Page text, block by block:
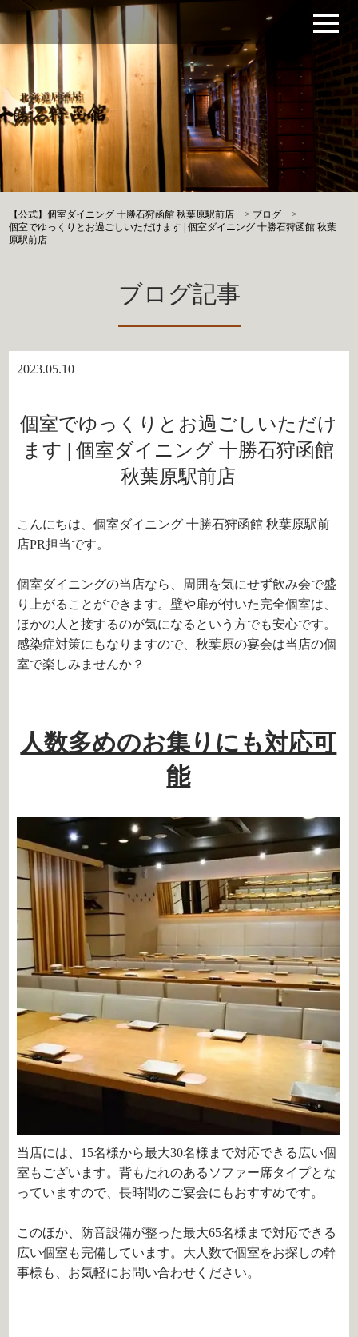
【公式】個室ダイニング 十勝石狩函館 秋葉原駅前店 > ブログ
>
個室でゆっくりとお過ごしいただけます | 個室ダイニング 十勝石狩函館 秋葉
原駅前店
ブログ記事
2023.05.10
個室でゆっくりとお過ごしいただけ
ます | 個室ダイニング 十勝石狩函館
秋葉原駅前店
こんにちは、個室ダイニング 十勝石狩函館 秋葉原駅前
店PR担当です。
個室ダイニングの当店なら、周囲を気にせず飲み会で盛
り上がることができます。壁や扉が付いた完全個室は、
ほかの人と接するのが気になるという方でも安心です。
感染症対策にもなりますので、秋葉原の宴会は当店の個
室で楽しみませんか？
人数多めのお集りにも対応可
能
当店には、 15名様から最大30名様まで対応できる広い個
室もございます。背もたれのあるソファー席タイプとな
っていますので、長時間のご宴会にもおすすめです。
このほか、防音設備が整った最大65名様まで対応できる
広い個室も完備しています。大人数で個室をお探しの幹
事様も、お気軽にお問い合わせください。